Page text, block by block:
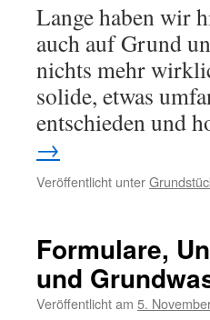
Lange haben wir
auch auf Grund
nichts mehr
solide, etwas
entschieden und
→
Veröffentlicht unter
Formulare,
und
Veröffentlicht am 5.